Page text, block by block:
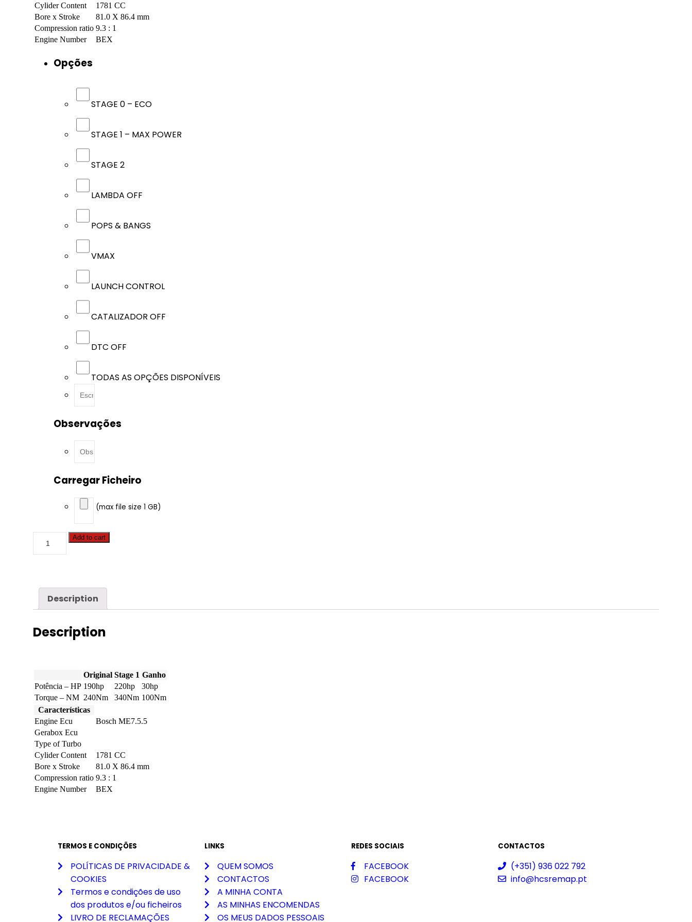
Cylider Content
1781 CC
Bore x Stroke
81.0 X 86.4 mm
Compression ratio 9.3 : 1
Engine Number
BEX
Opções
STAGE 0 – ECO
STAGE 1 – MAX POWER
STAGE 2
LAMBDA OFF
POPS & BANGS
VMAX
LAUNCH CONTROL
CATALIZADOR OFF
DTC OFF
TODAS AS OPÇÕES DISPONÍVEIS
Observações
Carregar Ficheiro
(max file size 1 GB)
Add to cart
Description
Description
Original Stage 1 Ganho
Potência – HP 190hp 220hp
30hp
Torque – NM 240Nm 340Nm 100Nm
Características
Engine Ecu
Bosch ME7.5.5
Gerabox Ecu
Type of Turbo
Cylider Content
1781 CC
Bore x Stroke
81.0 X 86.4 mm
Compression ratio 9.3 : 1
Engine Number
BEX
TERMOS E CONDIÇÕES
POLÍTICAS DE PRIVACIDADE &
COOKIES
Termos e condições de uso
dos produtos e/ou ficheiros
LIVRO DE RECLAMAÇÕES
LINKS
QUEM SOMOS
CONTACTOS
A MINHA CONTA
AS MINHAS ENCOMENDAS
OS MEUS DADOS PESSOAIS
REDES SOCIAIS
FACEBOOK
FACEBOOK
CONTACTOS
(+351) 936 022 792
info@hcsremap.pt